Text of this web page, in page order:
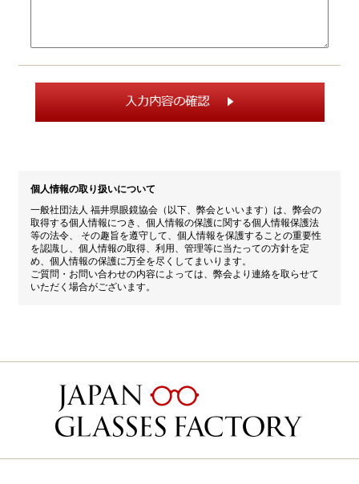
個人情報の取り扱いについて
一般社団法人 福井県眼鏡協会（以下、弊会といいます）は、弊会の
取得する個人情報につき、個人情報の保護に関する個人情報保護法
等の法令、 その趣旨を遵守して、個人情報を保護することの重要性
を認識し、個人情報の取得、利用、管理等に当たっての方針を定
め、個人情報の保護に万全を尽くしてまいります。
ご質問・お問い合わせの内容によっては、弊会より連絡を取らせて
いただく場合がございます。